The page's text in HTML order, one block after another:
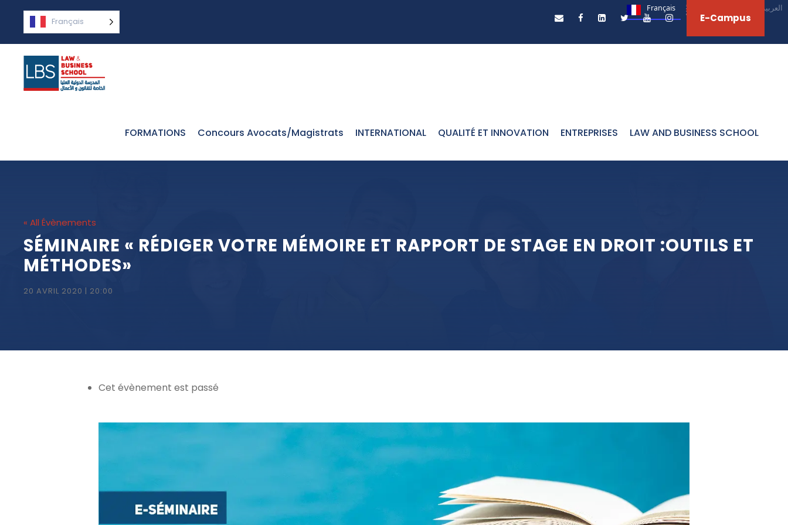
Français العربية‏
Français E-Campus
FORMATIONS Concours Avocats/Magistrats INTERNATIONAL QUALITÉ ET INNOVATION ENTREPRISES LAW AND BUSINESS SCHOOL
« All Évènements
SÉMINAIRE « RÉDIGER VOTRE MÉMOIRE ET RAPPORT DE STAGE EN DROIT :OUTILS ET
MÉTHODES»
20 AVRIL 2020 | 20:00
Cet évènement est passé